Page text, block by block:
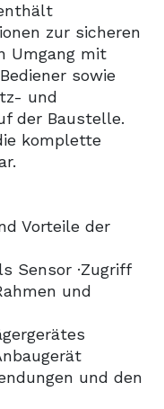
zur sicheren
Umgang mit
sowie
und
der Baustelle.
komplette
Vorteile der
Sensor ·Zugriff
und
und den